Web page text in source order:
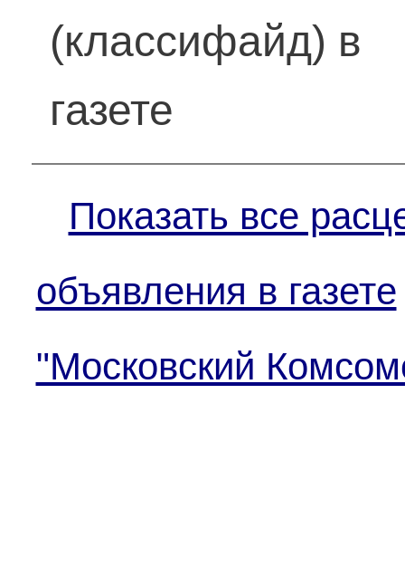
(классифайд) в
газете
Показать все
объявления в газете
"Московский